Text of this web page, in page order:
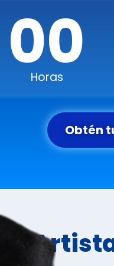
00
Horas
Obtén